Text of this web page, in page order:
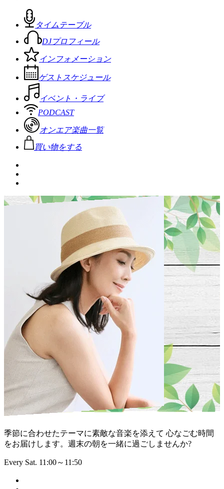
タイムテーブル
DJプロフィール
インフォメーション
ゲストスケジュール
イベント・ライブ
PODCAST
オンエア楽曲一覧
買い物をする
季節に合わせたテーマに素敵な音楽を添えて 心なごむ時間
をお届けします。週末の朝を一緒に過ごしませんか?
Every Sat. 11:00～11:50